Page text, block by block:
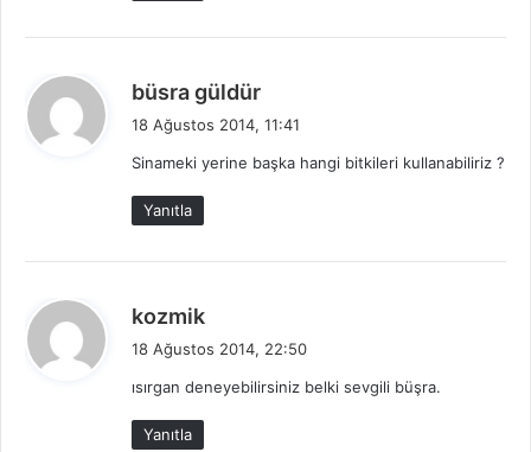
büsra güldür
i
18 Ağustos 2014, 11:41
Sinameki yerine başka hangi bitkileri kullanabiliriz ?
Yanıtla
kozmik
i
18 Ağustos 2014, 22:50
ısırgan deneyebilirsiniz belki sevgili büşra.
Yanıtla